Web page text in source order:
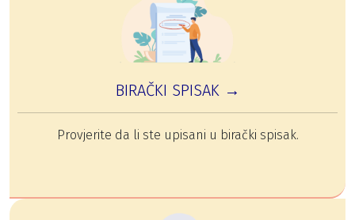
BIRAČKI SPISAK →
Provjerite da li ste upisani u birački spisak.